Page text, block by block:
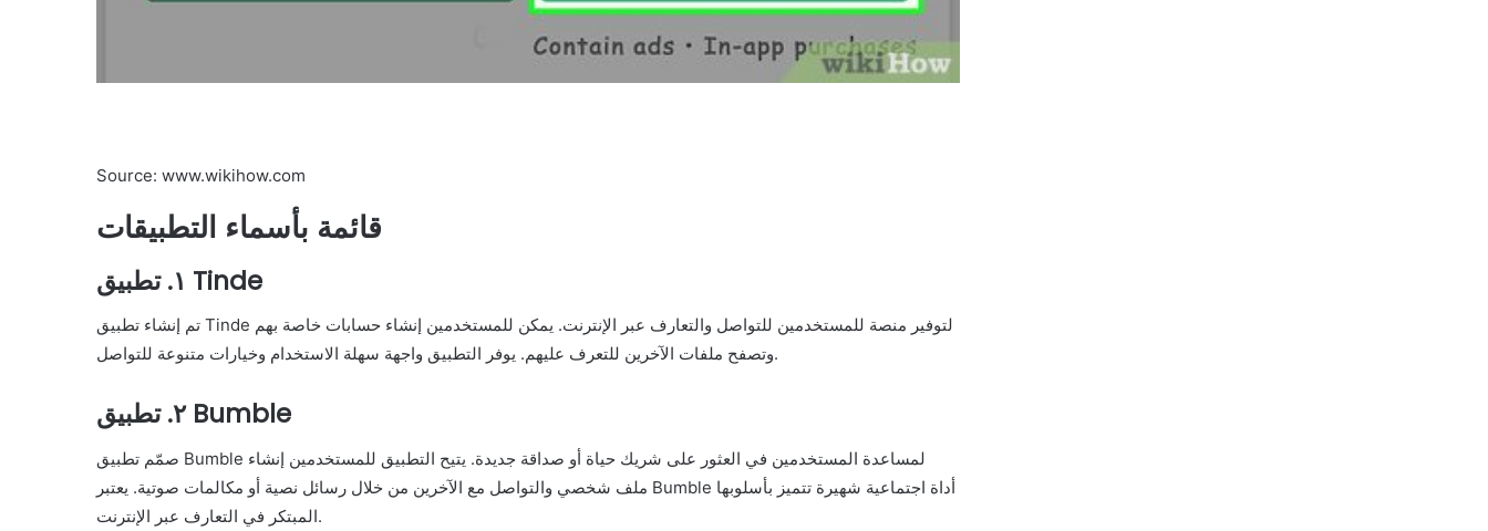
Source: www.wikihow.com
قائمة بأسماء التطبيقات
١. تطبيق Tinde
تم إنشاء تطبيق Tinde لتوفير منصة للمستخدمين للتواصل والتعارف عبر الإنترنت. يمكن للمستخدمين إنشاء حسابات خاصة بهم
وتصفح ملفات الآخرين للتعرف عليهم. يوفر التطبيق واجهة سهلة الاستخدام وخيارات متنوعة للتواصل.
٢. تطبيق Bumble
صمّم تطبيق Bumble لمساعدة المستخدمين في العثور على شريك حياة أو صداقة جديدة. يتيح التطبيق للمستخدمين إنشاء
ملف شخصي والتواصل مع الآخرين من خلال رسائل نصية أو مكالمات صوتية. يعتبر Bumble أداة اجتماعية شهيرة تتميز بأسلوبها
المبتكر في التعارف عبر الإنترنت.